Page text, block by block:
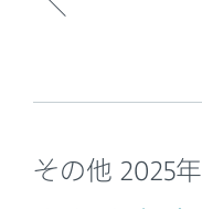
その他 2025年